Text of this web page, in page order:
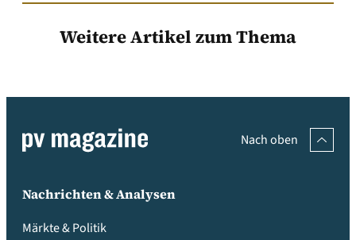
Weitere Artikel zum Thema
Nach oben
Nachrichten & Analysen
Märkte & Politik